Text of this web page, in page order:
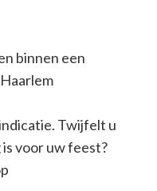
binnen een
Twijfelt u
voor uw feest?